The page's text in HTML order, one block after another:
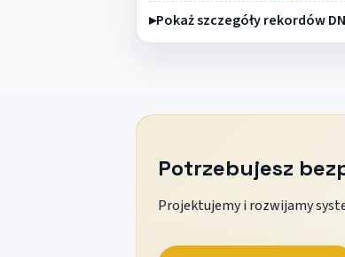
Pokaż szczegóły rekordów
Potrzebujesz
Projektujemy i rozwijamy